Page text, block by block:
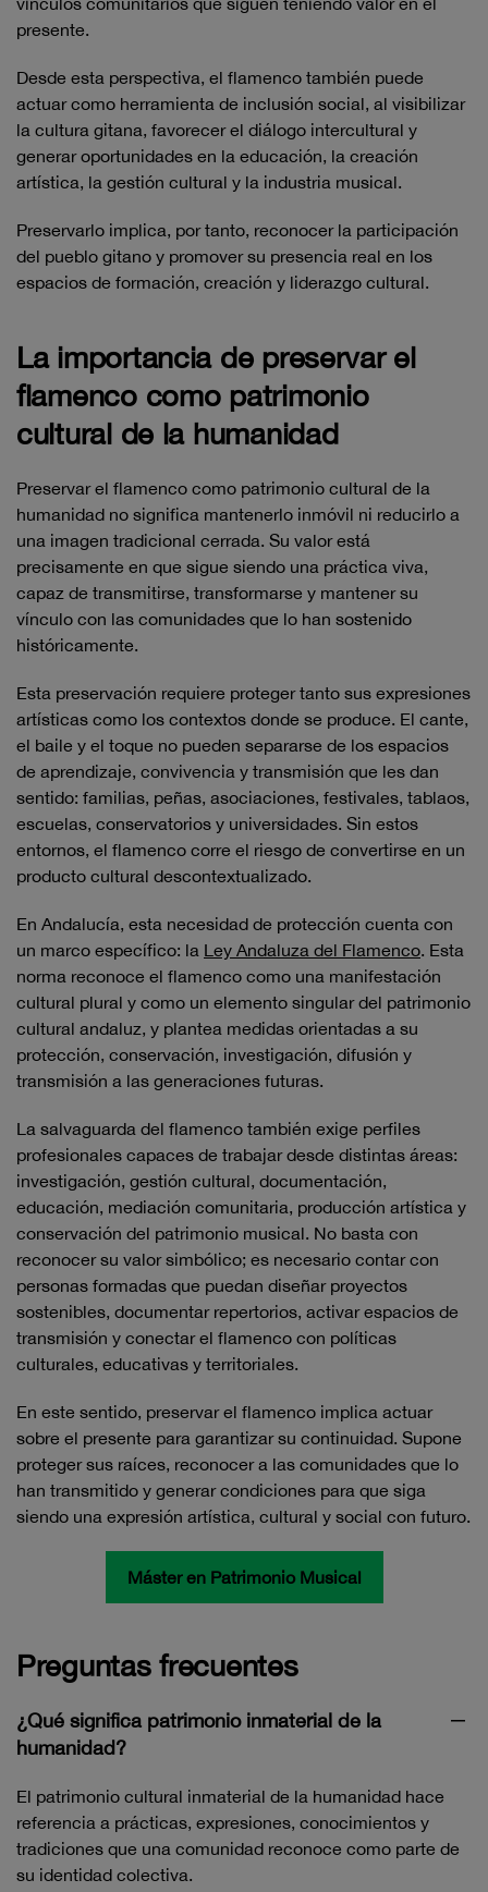
presente.
Desde esta perspectiva, el flamenco también puede
actuar como herramienta de inclusión social, al visibilizar
la cultura gitana, favorecer el diálogo intercultural y
generar oportunidades en la educación, la creación
artística, la gestión cultural y la industria musical.
Preservarlo implica, por tanto, reconocer la participación
del pueblo gitano y promover su presencia real en los
espacios de formación, creación y liderazgo cultural.
La importancia de preservar el
flamenco como patrimonio
cultural de la humanidad
Preservar el flamenco como patrimonio cultural de la
humanidad no significa mantenerlo inmóvil ni reducirlo a
una imagen tradicional cerrada. Su valor está
precisamente en que sigue siendo una práctica viva,
capaz de transmitirse, transformarse y mantener su
vínculo con las comunidades que lo han sostenido
históricamente.
Esta preservación requiere proteger tanto sus expresiones
artísticas como los contextos donde se produce. El cante,
el baile y el toque no pueden separarse de los espacios
de aprendizaje, convivencia y transmisión que les dan
sentido: familias, peñas, asociaciones, festivales, tablaos,
escuelas, conservatorios y universidades. Sin estos
entornos, el flamenco corre el riesgo de convertirse en un
producto cultural descontextualizado.
En Andalucía, esta necesidad de protección cuenta con
un marco específico: la Ley Andaluza del Flamenco. Esta
norma reconoce el flamenco como una manifestación
cultural plural y como un elemento singular del patrimonio
cultural andaluz, y plantea medidas orientadas a su
protección, conservación, investigación, difusión y
transmisión a las generaciones futuras.
La salvaguarda del flamenco también exige perfiles
profesionales capaces de trabajar desde distintas áreas:
investigación, gestión cultural, documentación,
educación, mediación comunitaria, producción artística y
conservación del patrimonio musical. No basta con
reconocer su valor simbólico; es necesario contar con
personas formadas que puedan diseñar proyectos
sostenibles, documentar repertorios, activar espacios de
transmisión y conectar el flamenco con políticas
culturales, educativas y territoriales.
En este sentido, preservar el flamenco implica actuar
sobre el presente para garantizar su continuidad. Supone
proteger sus raíces, reconocer a las comunidades que lo
han transmitido y generar condiciones para que siga
siendo una expresión artística, cultural y social con futuro.
Máster en Patrimonio Musical
Preguntas frecuentes
¿Qué significa patrimonio inmaterial de la
humanidad?
El patrimonio cultural inmaterial de la humanidad hace
referencia a prácticas, expresiones, conocimientos y
tradiciones que una comunidad reconoce como parte de
su identidad colectiva.